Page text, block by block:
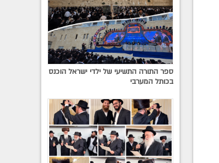
ספר התורה התשיעי של ילדי ישראל הוכנס
בכותל המערבי